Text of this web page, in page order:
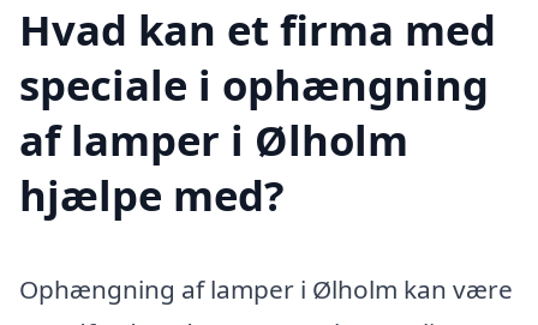
Hvad kan et firma med
speciale i ophængning
af lamper i Ølholm
hjælpe med?
Ophængning af lamper i Ølholm kan være